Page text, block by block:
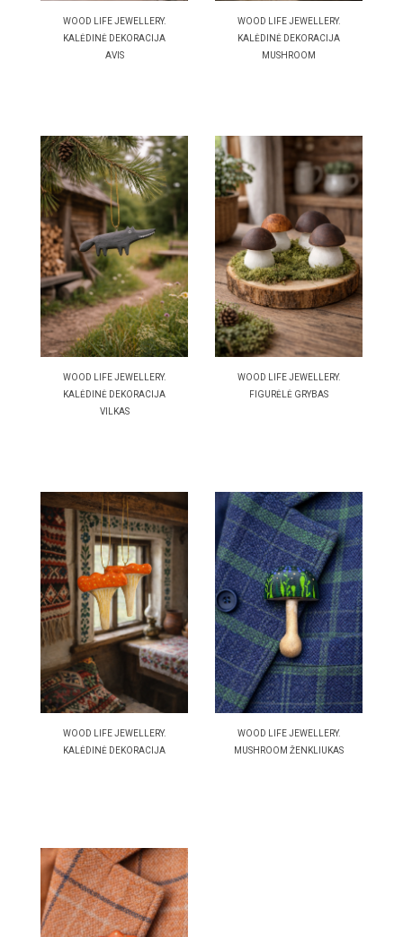
WOOD LIFE JEWELLERY.
KALĖDINĖ DEKORACIJA
AVIS
WOOD LIFE JEWELLERY.
KALĖDINĖ DEKORACIJA
MUSHROOM
WOOD LIFE JEWELLERY.
KALĖDINĖ DEKORACIJA
VILKAS
WOOD LIFE JEWELLERY.
FIGURĖLĖ GRYBAS
WOOD LIFE JEWELLERY.
KALĖDINĖ DEKORACIJA
WOOD LIFE JEWELLERY.
MUSHROOM ŽENKLIUKAS